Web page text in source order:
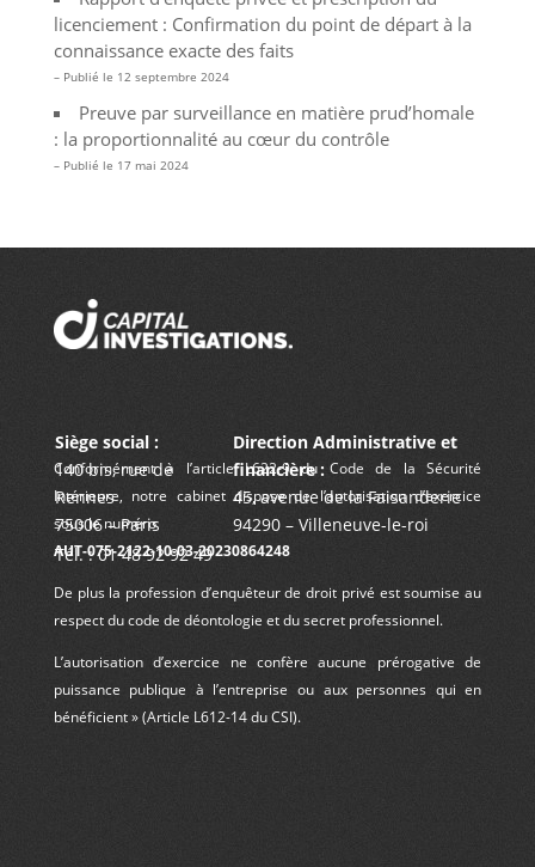
licenciement : Confirmation du point de départ à la
connaissance exacte des faits
12 septembre 2024
Preuve par surveillance en matière prud’homale
: la proportionnalité au cœur du contrôle
17 mai 2024
Siège social :
140 bis, rue de
Rennes
75006 – Paris
Direction Administrative et
financière :
45, avenue de la Faisanderie
94290 – Villeneuve-le-roi
Tél. : 01 48 92 92 49
Conformément à l’article L622-9 du Code de la Sécurité
Intérieure, notre cabinet dispose de l’autorisation d’exercice
sous le numéro
AUT-075-2122-10-03-20230864248
De plus la profession d’enquêteur de droit privé est soumise au
respect du code de déontologie et du secret professionnel.
L’autorisation d’exercice ne confère aucune prérogative de
puissance publique à l’entreprise ou aux personnes qui en
bénéficient » (Article L612-14 du CSI).